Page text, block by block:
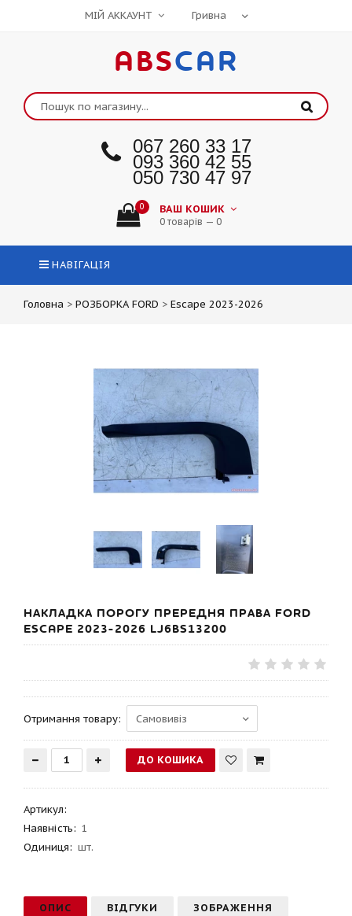
МІЙ АККАУНТ
ABSCAR
067 260 33 17
093 360 42 55
050 730 47 97
0 ВАШ КОШИК
0 товарів — 0
НАВІГАЦІЯ
Головна > РОЗБОРКА FORD > Escape 2023-2026
НАКЛАДКА ПОРОГУ ПРЕРЕДНЯ ПРАВА FORD
ESCAPE 2023-2026 LJ6BS13200
Отримання товару:
Артикул:
Наявність: 1
Одиниця: шт.
ОПИС ВІДГУКИ ЗОБРАЖЕННЯ